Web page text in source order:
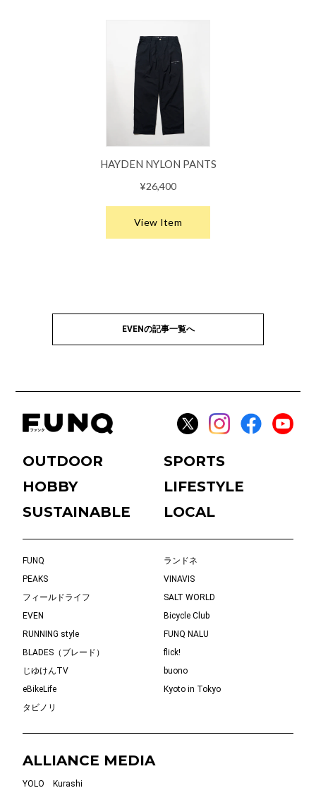
EVENの記事一覧へ
OUTDOOR
SPORTS
HOBBY
LIFESTYLE
SUSTAINABLE
LOCAL
FUNQ
ランドネ
PEAKS
VINAVIS
フィールドライフ
SALT WORLD
EVEN
Bicycle Club
RUNNING style
FUNQ NALU
BLADES（ブレード）
flick!
じゆけんTV
buono
eBikeLife
Kyoto in Tokyo
タビノリ
ALLIANCE MEDIA
YOLO Kurashi